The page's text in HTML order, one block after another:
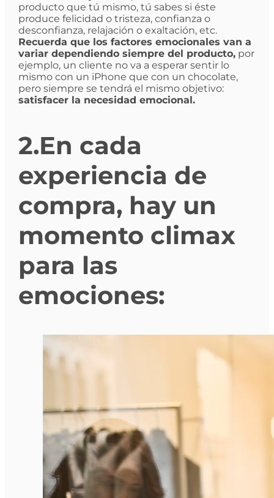
producto que tú mismo, tú sabes si éste
produce felicidad o tristeza, confianza o
desconfianza, relajación o exaltación, etc.
Recuerda que los factores emocionales van a
variar dependiendo siempre del producto,por
ejemplo, un cliente no va a esperar sentir lo
mismo con un iPhone que con un chocolate,
pero siempre se tendrá el mismo objetivo:
satisfacer la necesidad emocional.
2.En cada
experiencia de
compra, hay un
momento climax
para las
emociones: